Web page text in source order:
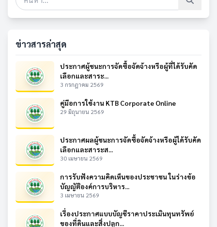
ข่าวสารล่าสุด
ประกาศผู้ชนะการจัดซื้อจัดจ้างหรือผู้ที่ได้รับคัด
เลือกและสาระ...
3 กรกฎาคม 2569
คู่มือการใช้งาน KTB Corporate Online
29 มิถุนายน 2569
ประกาศผลผู้ชนะการจัดซื้อจัดจ้างหรือผู้ได้รับคัด
เลือกและสาระส...
30 เมษายน 2569
การรับฟังความคิดเห็นของประชาชน ในร่างข้อ
บัญญัติองค์การบริหาร...
3 เมษายน 2569
เรื่องประกาศแบบบัญชีราคาประเมินทุนทรัพย์
ของที่ดินและสิ่งปลูก...